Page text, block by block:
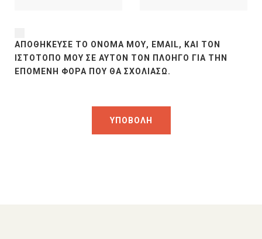
ΑΠΟΘΉΚΕΥΣΕ ΤΟ ΌΝΟΜΆ ΜΟΥ, EMAIL, ΚΑΙ ΤΟΝ
ΙΣΤΌΤΟΠΟ ΜΟΥ ΣΕ ΑΥΤΌΝ ΤΟΝ ΠΛΟΗΓΌ ΓΙΑ ΤΗΝ
ΕΠΌΜΕΝΗ ΦΟΡΆ ΠΟΥ ΘΑ ΣΧΟΛΙΆΣΩ.